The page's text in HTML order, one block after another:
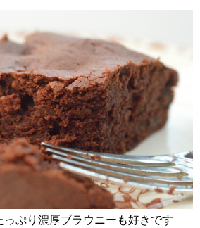
っぷり濃厚ブラウニーも好きです